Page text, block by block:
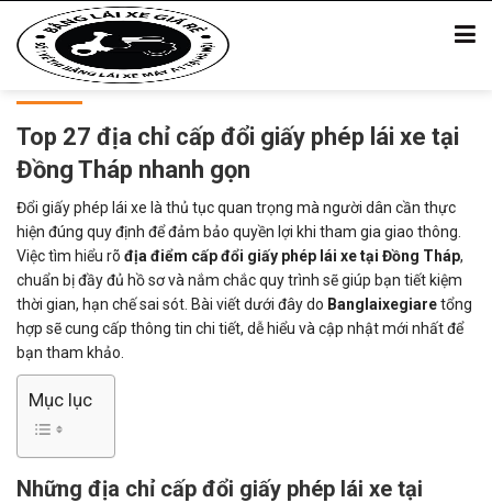
Top 27 địa chỉ cấp đổi giấy phép lái xe tại
Đồng Tháp nhanh gọn
Đổi giấy phép lái xe là thủ tục quan trọng mà người dân cần thực
hiện đúng quy định để đảm bảo quyền lợi khi tham gia giao thông.
Việc tìm hiểu rõ địa điểm cấp đổi giấy phép lái xe tại Đồng Tháp,
chuẩn bị đầy đủ hồ sơ và nắm chắc quy trình sẽ giúp bạn tiết kiệm
thời gian, hạn chế sai sót. Bài viết dưới đây do Banglaixegiaretổng
hợp sẽ cung cấp thông tin chi tiết, dễ hiểu và cập nhật mới nhất để
bạn tham khảo.
Mục lục
Những địa chỉ cấp đổi giấy phép lái xe tại